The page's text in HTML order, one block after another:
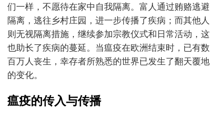
们一样，不愿待在家中自我隔离。富人通过贿赂逃避
隔离，逃往乡村庄园，进一步传播了疾病；而其他人
则无视隔离措施，继续参加宗教仪式和日常活动，这
也助长了疾病的蔓延。当瘟疫在欧洲结束时，已有数
百万人丧生，幸存者所熟悉的世界已发生了翻天覆地
的变化。
瘟疫的传入与传播